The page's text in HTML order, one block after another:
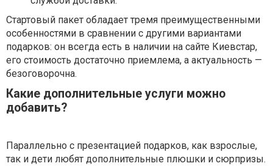
Стартовый пакет обладает тремя преимущественными
особенностями в сравнении с другими вариантами
подарков: он всегда есть в наличии на сайте Киевстар,
его стоимость достаточно приемлема, а актуальность —
безоговорочна.
Какие дополнительные услуги можно
добавить?
Параллельно с презентацией подарков, как взрослые,
так и дети любят дополнительные плюшки и сюрпризы.